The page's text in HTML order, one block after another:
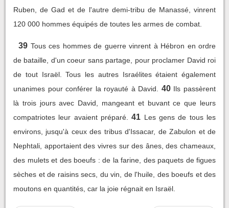
Ruben, de Gad et de l'autre demi-tribu de Manassé, vinrent
120 000 hommes équipés de toutes les armes de combat.
39 Tous ces hommes de guerre vinrent à Hébron en ordre
de bataille, d'un coeur sans partage, pour proclamer David roi
de tout Israël. Tous les autres Israélites étaient également
unanimes pour conférer la royauté à David.
40 Ils passèrent
là trois jours avec David, mangeant et buvant ce que leurs
compatriotes leur avaient préparé.
41 Les gens de tous les
environs, jusqu'à ceux des tribus d'Issacar, de Zabulon et de
Nephtali, apportaient des vivres sur des ânes, des chameaux,
des mulets et des boeufs : de la farine, des paquets de figues
sèches et de raisins secs, du vin, de l'huile, des boeufs et des
moutons en quantités, car la joie régnait en Israël.